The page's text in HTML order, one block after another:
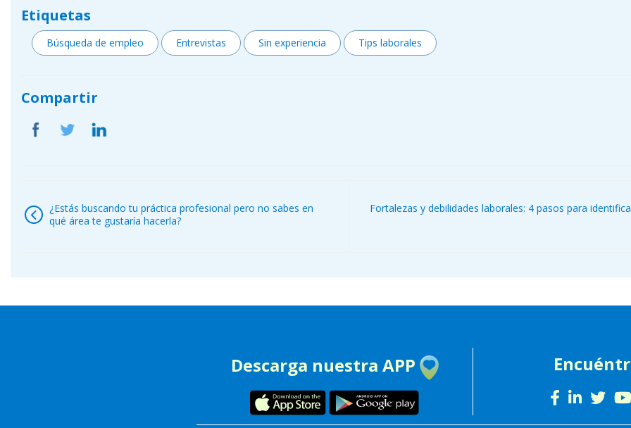
Etiquetas
Búsqueda de empleo Entrevistas Sin experiencia Tips laborales
Compartir
de
entradas
¿Estás buscando tu práctica profesional pero no sabes en
qué área te gustaría hacerla?
Fortalezas y debilidades laborales: 4 pasos para
Descarga nuestra APP